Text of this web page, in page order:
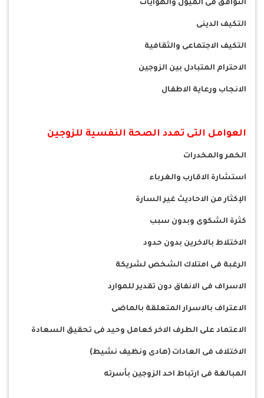
التوافق فى الميول والهوايات
التكيف الدينى
التكيف الاجتماعى والثقافية
الاحترام المتبادل بين الزوجين
الانجاب ورعاية الاطفال
العوامل التى تهدد الصحة النفسية للزوجين
الخمر والمخدرات
استشارة الاقارب والغرباء
الإكثار من الاحاديث غير السارة
كثرة الشكوى وبدون سبب
الاختلاط بالاخرين بدون حدود
الرغبة فى امتلاك الشخص لشريكة
الاسراف فى الانفاق دون تقدير للموارد
الاعتراف بالاسرار المتعلقة بالماضى
الاعتماد على الطرف الاخر كعامل وحيد فى تحقيق السعادة
الاختلاف فى العادات (هادى ونظيف نشيط)
المبالغة فى ارتباط احد الزوجين بأسرته